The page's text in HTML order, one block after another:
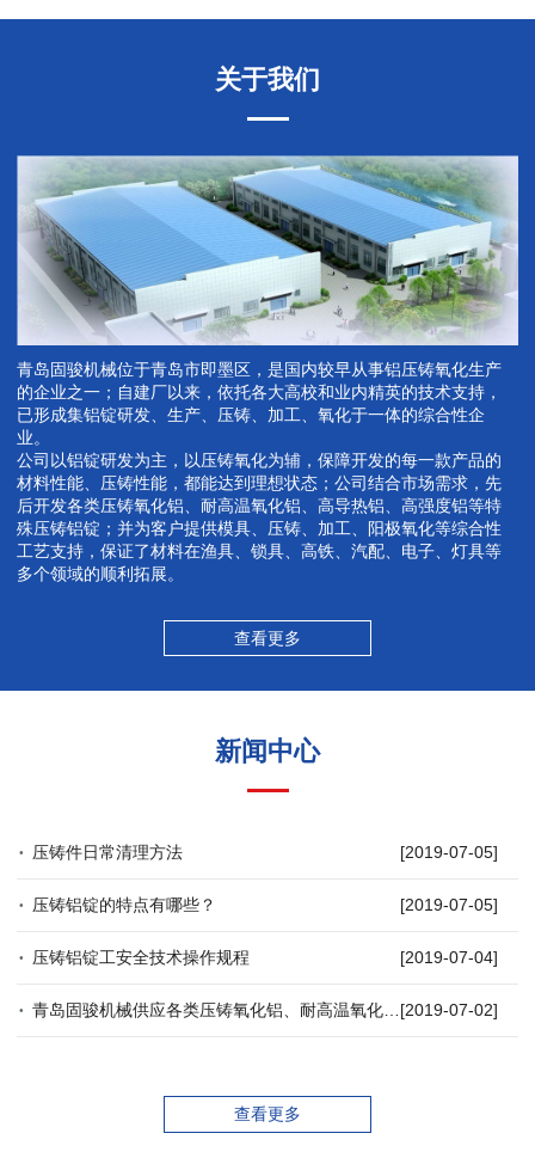
关于我们
青岛固骏机械位于青岛市即墨区，是国内较早从事铝压铸氧化生产
的企业之一；自建厂以来，依托各大高校和业内精英的技术支持，
已形成集铝锭研发、生产、压铸、加工、氧化于一体的综合性企
业。
公司以铝锭研发为主，以压铸氧化为辅，保障开发的每一款产品的
材料性能、压铸性能，都能达到理想状态；公司结合市场需求，先
后开发各类压铸氧化铝、耐高温氧化铝、高导热铝、高强度铝等特
殊压铸铝锭；并为客户提供模具、压铸、加工、阳极氧化等综合性
工艺支持，保证了材料在渔具、锁具、高铁、汽配、电子、灯具等
多个领域的顺利拓展。
查看更多
新闻中心
[2019-07-05]
压铸件日常清理方法
[2019-07-05]
压铸铝锭的特点有哪些？
[2019-07-04]
压铸铝锭工安全技术操作规程
[2019-07-02]
青岛固骏机械供应各类压铸氧化铝、耐高温氧化铝等特殊压铸铝锭
查看更多